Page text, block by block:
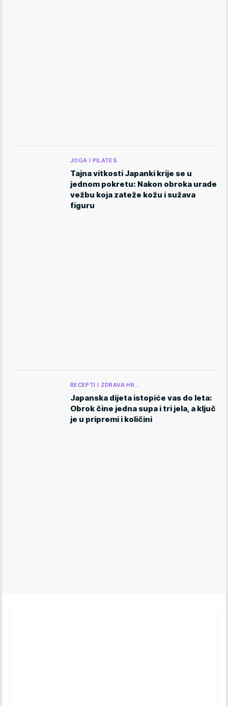
JOGA I PILATES
Tajna vitkosti Japanki krije se u
jednom pokretu: Nakon obroka urade
vežbu koja zateže kožu i sužava
figuru
RECEPTI I ZDRAVA HR…
Japanska dijeta istopiće vas do leta:
Obrok čine jedna supa i tri jela, a ključ
je u pripremi i količini